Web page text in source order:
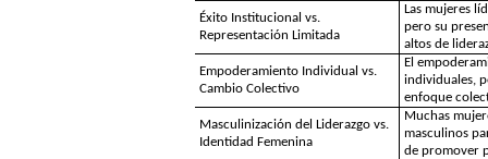
Éxito Institucional vs.
Representación Limitada
Las mujeres
pero su
altos de
Empoderamiento Individual vs.
Cambio Colectivo
El
individuales,
enfoque
Masculinización del Liderazgo vs.
Identidad Femenina
Muchas
masculinos
de promover